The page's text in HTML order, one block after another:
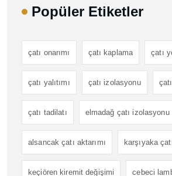
Popüler Etiketler
çatı onarımı çatı kaplama çatı
çatı yalıtımı çatı izolasyonu
çatı tadilatı elmadağ çatı izolasyonu
alsancak çatı aktarımı karşıyaka
keçiören kiremit değişimi cebeci